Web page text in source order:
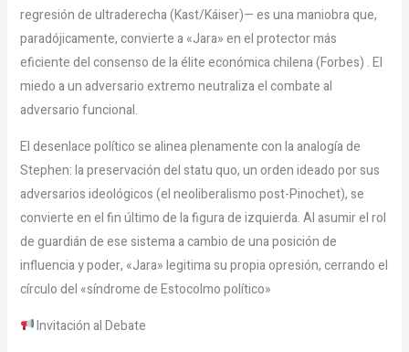
regresión de ultraderecha (Kast/Káiser)— es una maniobra que,
paradójicamente, convierte a «Jara» en el protector más
eficiente del consenso de la élite económica chilena (Forbes) . El
miedo a un adversario extremo neutraliza el combate al
adversario funcional.
El desenlace político se alinea plenamente con la analogía de
Stephen: la preservación del statu quo, un orden ideado por sus
adversarios ideológicos (el neoliberalismo post-Pinochet), se
convierte en el fin último de la figura de izquierda. Al asumir el rol
de guardián de ese sistema a cambio de una posición de
influencia y poder, «Jara» legitima su propia opresión, cerrando el
círculo del «síndrome de Estocolmo político»
Invitación al Debate